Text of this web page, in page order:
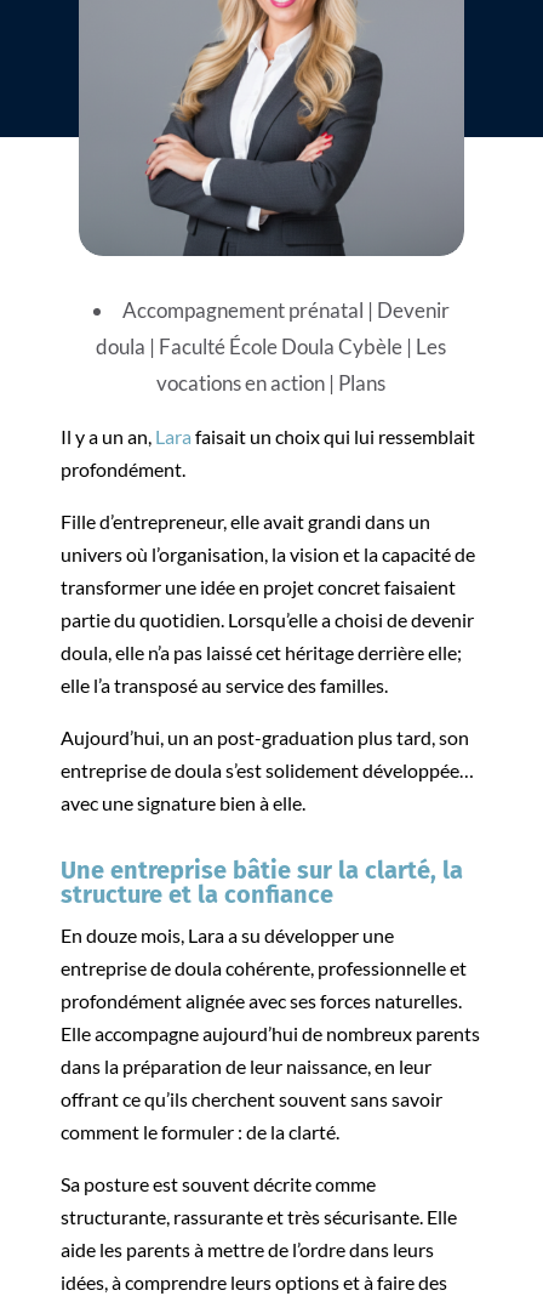
Accompagnement prénatal | Devenir
doula | Faculté École Doula Cybèle | Les
vocations en action | Plans
Il y a un an, Lara faisait un choix qui lui ressemblait
profondément.
Fille d’entrepreneur, elle avait grandi dans un
univers où l’organisation, la vision et la capacité de
transformer une idée en projet concret faisaient
partie du quotidien. Lorsqu’elle a choisi de devenir
doula, elle n’a pas laissé cet héritage derrière elle;
elle l’a transposé au service des familles.
Aujourd’hui, un an post-graduation plus tard, son
entreprise de doula s’est solidement développée…
avec une signature bien à elle.
Une entreprise bâtie sur la clarté, la
structure et la confiance
En douze mois, Lara a su développer une
entreprise de doula cohérente, professionnelle et
profondément alignée avec ses forces naturelles.
Elle accompagne aujourd’hui de nombreux parents
dans la préparation de leur naissance, en leur
offrant ce qu’ils cherchent souvent sans savoir
comment le formuler : de la clarté.
Sa posture est souvent décrite comme
structurante, rassurante et très sécurisante. Elle
aide les parents à mettre de l’ordre dans leurs
idées, à comprendre leurs options et à faire des